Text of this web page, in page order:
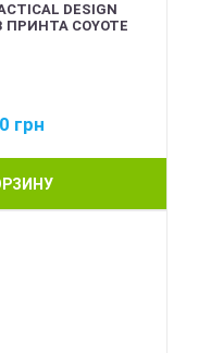
DESIGN
COYOTE
грн